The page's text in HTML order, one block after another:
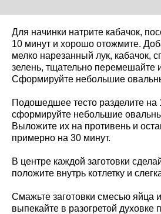
Для начинки натрите кабачок,
10 минут и хорошо отожмите.
мелко нарезанный лук, кабачок,
зелень, тщательно перемешайте
Сформируйте небольшие
Подошедшее тесто разделите на
сформируйте небольшие
Выложите их на противень и
примерно на 30 минут.
В центре каждой заготовки
положите внутрь котлетку и
Смажьте заготовки смесью яйца
выпекайте в разогретой духовке